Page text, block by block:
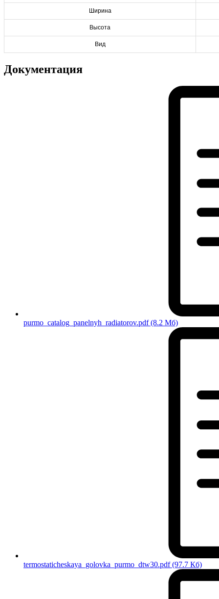
Ширина
Высота
Вид
Документация
purmo_catalog_panelnyh_radiatorov.pdf(8.2 Мб)
termostaticheskaya_golovka_purmo_dtw30.pdf(97.7 Кб)